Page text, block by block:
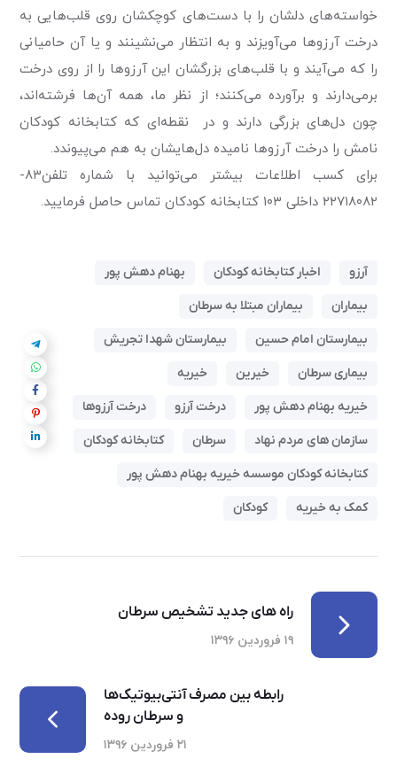
خواسته‌های دلشان را با دست‌های کوچکشان روی قلب‌هایی به
درخت آرزو‌ها می‌آویزند و به انتظار می‌نشینند و یا آن حامیانی
را که می‌آیند و با قلب‌های بزرگشان این آرزو‌ها را از روی درخت
برمی‌دارند و برآورده می‌کنند؛ از نظر ما، همه آن‌ها فرشته‌اند،
چون دل‌های بزرگی دارند و در نقطه‌ای که کتابخانه کودکان
نامش را درخت آرزو‌ها نامیده دل‌هایشان به هم می‌پیوندد.
برای کسب اطلاعات بیشتر می‌توانید با شماره تلفن۸۳-
۲۲۷۱۸۰۸۲ داخلی ۱۰۳ کتابخانه کودکان تماس حاصل فرمایید.
آرزو اخبار کتابخانه کودکان
بهنام دهش پور
بیماران
بیماران مبتلا به سرطان
بیمارستان امام حسین
بیمارستان شهدا تجریش
بیماری سرطان
خیرین
خیریه
خیریه بهنام دهش پور
درخت آرزو‌
درخت آرزوها
سازمان های مردم نهاد
سرطان
کتابخانه کودکان
کتابخانه کودکان موسسه خیریه بهنام دهش پور
کمک به خیریه
کودکان
راه های جدید تشخیص سرطان
۱۹ فروردین ۱۳۹۶
رابطه بین مصرف آنتی‌بیوتیک‌ها
و سرطان روده
۲۱ فروردین ۱۳۹۶